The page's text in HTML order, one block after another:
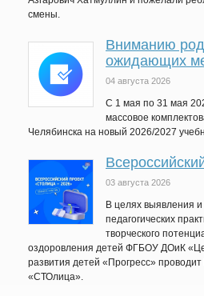
смены.
Вниманию
ожидающих
04 августа 2026
C 1 мая по 31 мая
массовое
Челябинска на новый 2026/2027
03 августа 2026
В целях выявления
педагогических
творческого
оздоровления детей ФГБОУ ДОиК
развития детей «Прогресс»
«СТОлица».